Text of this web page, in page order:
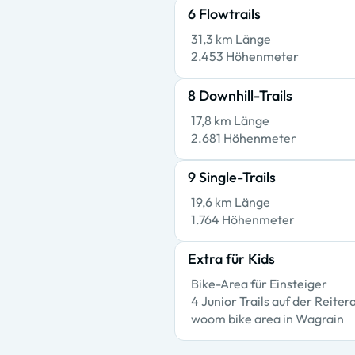
6 Flowtrails
31,3 km Länge
2.453 Höhenmeter
8 Downhill-Trails
17,8 km Länge
2.681 Höhenmeter
9 Single-Trails
19,6 km Länge
1.764 Höhenmeter
Extra für Kids
Bike-Area für Einsteiger
4 Junior Trails auf der
woom bike area in Wagrain